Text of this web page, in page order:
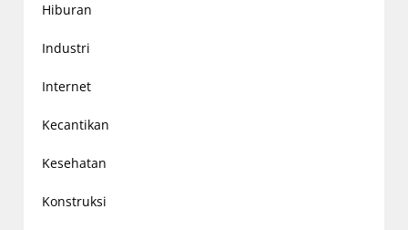
Hiburan
Industri
Internet
Kecantikan
Kesehatan
Konstruksi